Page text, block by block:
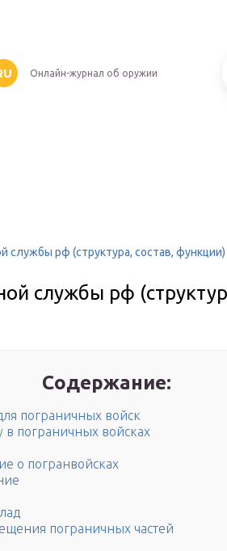
Онлайн-журнал об оружии
службы рф (структура, состав, функции)
службы рф
Содержание:
пограничных войск
в пограничных войсках
о погранвойсках
пограничных частей